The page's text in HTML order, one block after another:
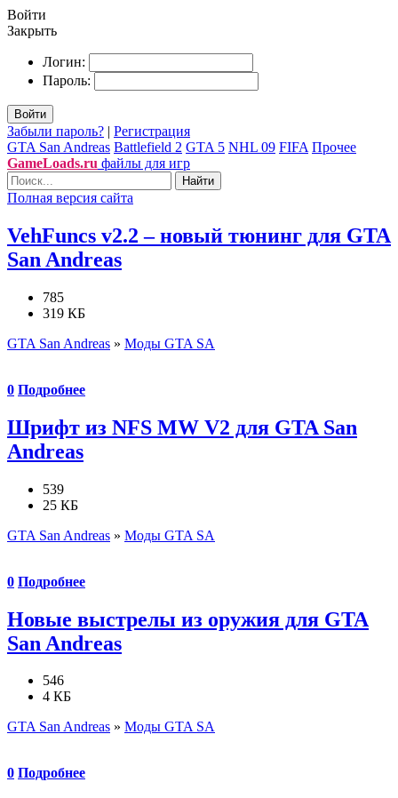
Войти
Закрыть
Логин:
Пароль:
Войти
Забыли пароль? | Регистрация
GTA San Andreas Battlefield 2 GTA 5 NHL 09 FIFA Прочее
GameLoads.ru файлы для игр
Найти
Полная версия сайта
VehFuncs v2.2 – новый тюнинг для GTA
San Andreas
785
319 КБ
GTA San Andreas » Моды GTA SA
0 Подробнее
Шрифт из NFS MW V2 для GTA San
Andreas
539
25 КБ
GTA San Andreas » Моды GTA SA
0 Подробнее
Новые выстрелы из оружия для GTA
San Andreas
546
4 КБ
GTA San Andreas » Моды GTA SA
0 Подробнее